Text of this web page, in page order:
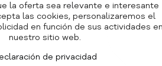
la oferta sea relevante e interesante
las cookies, personalizaremos el
en función de sus actividades en
nuestro sitio web.
de privacidad